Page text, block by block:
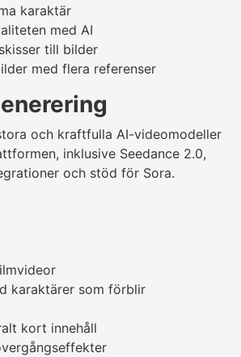
karaktär
med AI
till bilder
med flera referenser
och kraftfulla AI-videomodeller
inklusive Seedance 2.0,
och stöd för Sora.
karaktärer som förblir
kort innehåll